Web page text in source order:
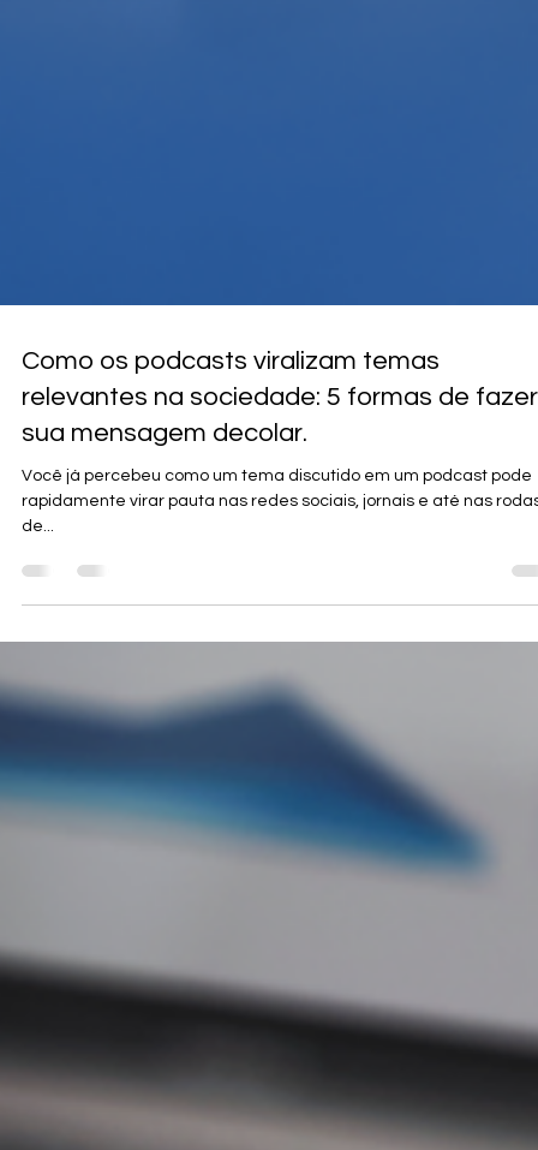
Como os podcasts viralizam temas
relevantes na sociedade: 5 formas de fazer
sua mensagem decolar.
Você já percebeu como um tema discutido em um podcast pode
rapidamente virar pauta nas redes sociais, jornais e até nas